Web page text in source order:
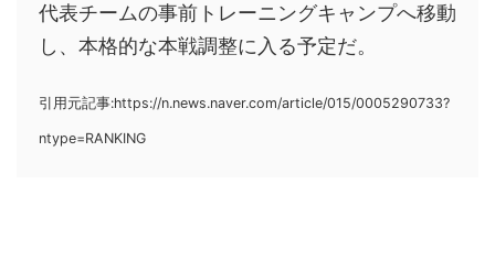
代表チームの事前トレーニングキャンプへ移動
し、本格的な本戦調整に入る予定だ。
引用元記事:https://n.news.naver.com/article/015/0005290733?
ntype=RANKING